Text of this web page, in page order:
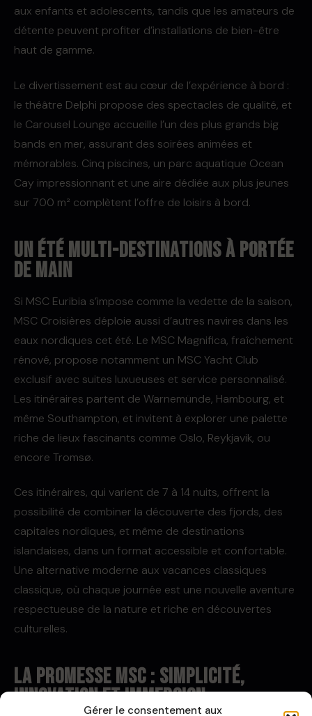
Gérer le consentement aux
aux enfants et adolescents, tandis que les amateurs de
détente peuvent profiter d’installations de bien-être
haut de gamme.
Le divertissement est au cœur de l’expérience à bord :
le théâtre Delphi propose des spectacles de qualité, et
le Carousel Lounge accueille l’un des plus grands big
bands en mer, assurant des soirées animées et
mémorables. Cinq piscines, un parc aquatique Ocean
Cay impressionnant et une aire dédiée aux plus jeunes
sur 700 m² complètent l’offre de loisirs à bord.
Un été multi-destinations à portée
de main
Si MSC Euribia s’impose comme la vedette de la saison,
MSC Croisières déploie aussi d’autres navires dans les
eaux nordiques cet été. Le MSC Magnifica, fraîchement
rénové, propose notamment un MSC Yacht Club
exclusif avec suites luxueuses et service personnalisé.
Les itinéraires partent de Warnemünde, Hambourg, et
même Southampton, et invitent à explorer une palette
riche de lieux fascinants comme Oslo, Reykjavik, ou
encore Tromsø.
Ces itinéraires, qui varient de 7 à 14 nuits, offrent la
possibilité de combiner la découverte des fjords, des
capitales nordiques, et même de destinations
islandaises, dans un format accessible et confortable.
Une alternative moderne aux vacances classiques
classique, où chaque journée est une nouvelle aventure
respectueuse de la nature et riche en découvertes
culturelles.
La promesse MSC : simplicité,
innovation et immersion